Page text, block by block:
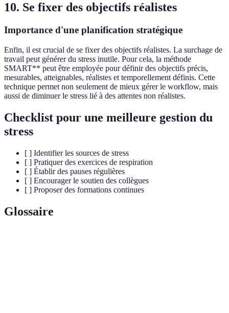
10. Se fixer des objectifs réalistes
Importance d'une planification stratégique
Enfin, il est crucial de se fixer des objectifs réalistes. La surchage de
travail peut générer du stress inutile. Pour cela, la méthode
SMART** peut être employée pour définir des objectifs précis,
mesurables, atteignables, réalistes et temporellement définis. Cette
technique permet non seulement de mieux gérer le workflow, mais
aussi de diminuer le stress lié à des attentes non réalistes.
Checklist pour une meilleure gestion du
stress
[ ] Identifier les sources de stress
[ ] Pratiquer des exercices de respiration
[ ] Établir des pauses régulières
[ ] Encourager le soutien des collègues
[ ] Proposer des formations continues
Glossaire